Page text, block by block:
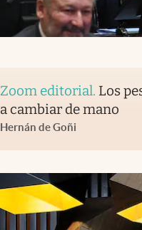
Zoom editorial. Los
a cambiar de mano
Hernán de Goñi